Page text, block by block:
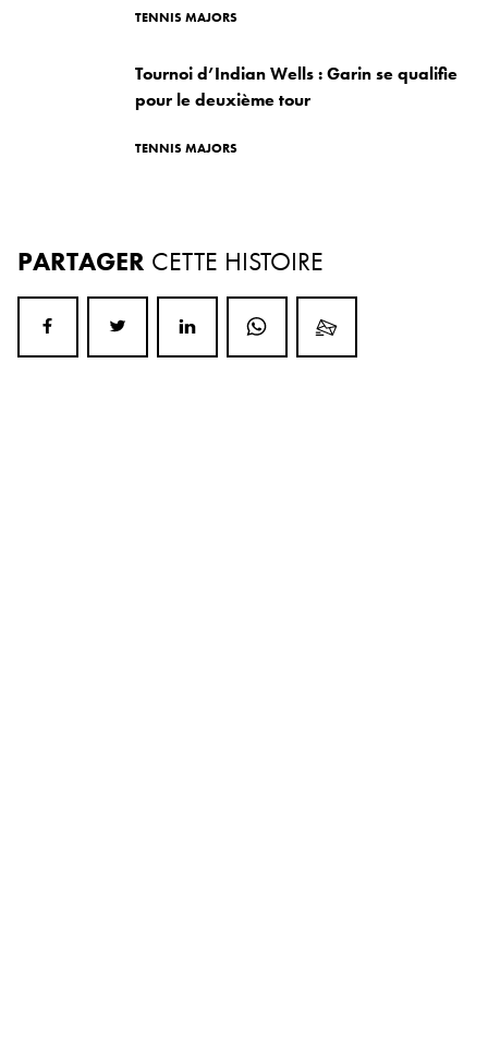
TENNIS MAJORS
Tournoi d’Indian Wells : Garin se qualifie
pour le deuxième tour
TENNIS MAJORS
PARTAGER CETTE HISTOIRE